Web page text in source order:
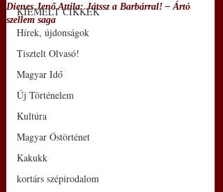
KIEMELT CIKKEK
Hírek, újdonságok
Tisztelt Olvasó!
Magyar Idő
Új Történelem
Kultúra
Magyar Őstörténet
Kakukk
kortárs szépirodalom
Dienes Jenő Attila: Játssz a Barbárral! – Ártó
szellem saga